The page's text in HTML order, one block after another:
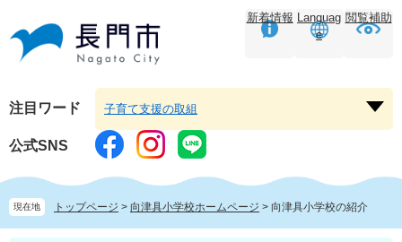
頭
す。
飛
し
本
文
へ
新着情報 Languag
e
閲覧補助
注目ワード
ー
子育て支援の取組
公式SNS
現在地 トップページ > 向津具小学校ホームページ > 向津具小学校の紹介